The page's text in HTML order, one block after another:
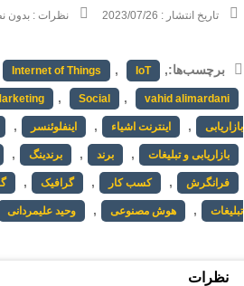
تاریخ انتشار : 2023/07/26 نظرات : بدون
برچسب‌ها: Internet of Things , IoT ,
, Social , vahid alimardani
بازاریابی , اینترنت اشیاء , اینفلوئنسر ,
بازاریابی و تبلیغات , برند , برندینگ ,
فرانگرش , کسب کار , گرافیک ,
تبلیغات , هوش مصنوعی , وحید علیمردانی
نظرات